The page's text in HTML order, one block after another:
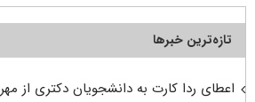
تازه‌ترین خبرها
اعطای ردا کارت به دانشجویان دکتری از مهر ۱۴۰۵